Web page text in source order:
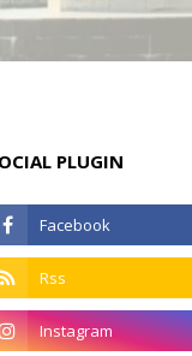
PLUGIN